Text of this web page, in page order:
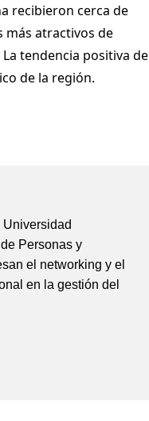
recibieron cerca de
más atractivos de
tendencia positiva de
de la región.
Personas y
el networking y el
en la gestión del